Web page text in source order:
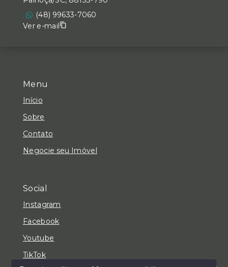
Menu
Início
Sobre
Contato
Negocie seu Imóvel
Social
Instagram
Facebook
Youtube
TikTok
(48) 99633-7060
Ver e-mail